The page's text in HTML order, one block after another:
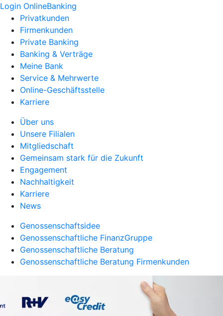
Login OnlineBanking
Privatkunden
Firmenkunden
Private Banking
Banking & Verträge
Meine Bank
Service & Mehrwerte
Online-Geschäftsstelle
Karriere
Über uns
Unsere Filialen
Mitgliedschaft
Gemeinsam stark für die Zukunft
Engagement
Nachhaltigkeit
Karriere
News
Genossenschaftsidee
Genossenschaftliche FinanzGruppe
Genossenschaftliche Beratung
Genossenschaftliche Beratung Firmenkunden